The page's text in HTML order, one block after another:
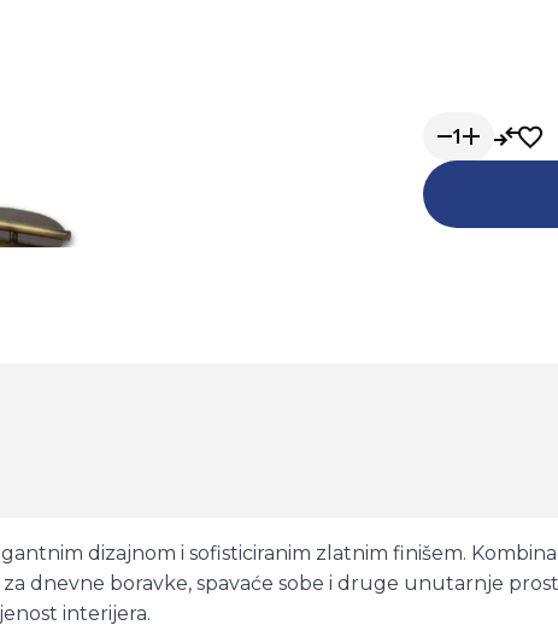
1
dizajnom i sofisticiranim zlatnim finišem.
dnevne boravke, spavaće sobe i druge unutarnje
interijera.